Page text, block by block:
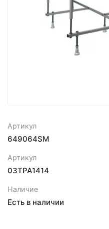
Артикул
649064SM
Артикул
03TPA1414
Наличие
Есть в наличии